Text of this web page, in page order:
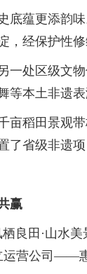
蕴更添韵味
，经保护性
处区级文物
等本土非遗
稻田景观带
了省级非遗
赢
田·山水美
营公司——